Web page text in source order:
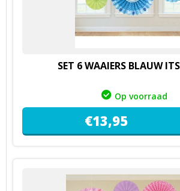
SET 6 WAAIERS BLAUW
Op voorraad
€13,95